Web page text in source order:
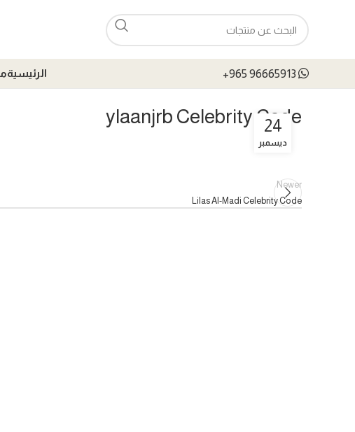
+965 96665913 الرئيسية
ylaanjrb Celebrity Code
24
ديسمبر
Newer
Lilas Al-Madi Celebrity Code